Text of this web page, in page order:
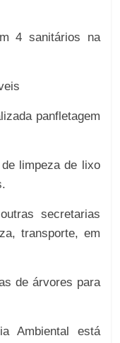
4 sanitários na
panfletagem
limpeza de lixo
secretarias
transporte, em
de árvores para
Ambiental está